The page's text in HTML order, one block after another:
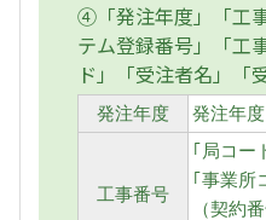
④「発注年度」「工
テム登録番号」「工
ド」「受注者名」「
発注年度 発注年
工事番号
｢局コー
｢事業所
（契約